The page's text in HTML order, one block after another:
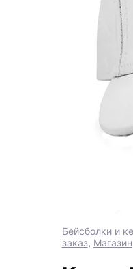
Бейсболки и
заказ, Магазин